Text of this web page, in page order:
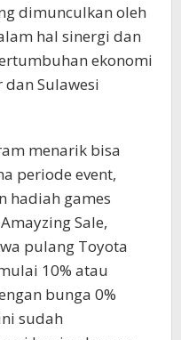
dimunculkan oleh
hal sinergi dan
ekonomi
Sulawesi
menarik bisa
periode event,
hadiah games
Sale,
pulang Toyota
10% atau
bunga 0%
sudah